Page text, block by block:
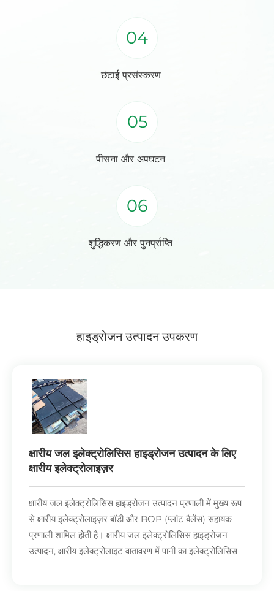
04
छंटाई प्रसंस्करण
05
पीसना और अपघटन
06
शुद्धिकरण और पुनर्प्राप्ति
हाइड्रोजन उत्पादन उपकरण
क्षारीय जल इलेक्ट्रोलिसिस हाइड्रोजन उत्पादन के लिए
क्षारीय इलेक्ट्रोलाइज़र
क्षारीय जल इलेक्ट्रोलिसिस हाइड्रोजन उत्पादन प्रणाली में मुख्य रूप
से क्षारीय इलेक्ट्रोलाइज़र बॉडी और BOP (प्लांट बैलेंस) सहायक
प्रणाली शामिल होती है। क्षारीय जल इलेक्ट्रोलिसिस हाइड्रोजन
उत्पादन, क्षारीय इलेक्ट्रोलाइट वातावरण में पानी का इलेक्ट्रोलिसिस